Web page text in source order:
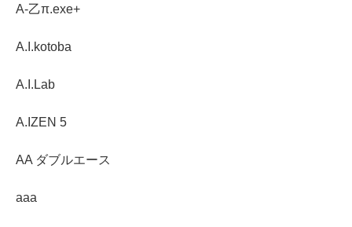
A-乙π.exe+
A.I.kotoba
A.I.Lab
A.IZEN 5
AA ダブルエース
aaa